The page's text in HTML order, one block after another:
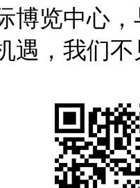
博览中心
遇，我们